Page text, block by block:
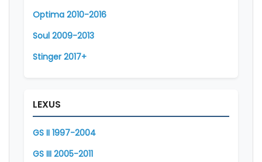
Optima 2010-2016
Soul 2009-2013
Stinger 2017+
LEXUS
GS II 1997-2004
GS III 2005-2011